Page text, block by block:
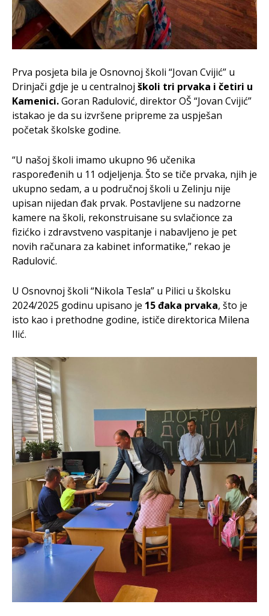
Prva posjeta bila je Osnovnoj školi “Jovan Cvijić” u
Drinjači gdje je u centralnoj školi tri prvaka i četiri u
Kamenici.Goran Radulović, direktor OŠ “Jovan Cvijić”
istakao je da su izvršene pripreme za uspješan
početak školske godine.
“U našoj školi imamo ukupno 96 učenika
raspoređenih u 11 odjeljenja. Što se tiče prvaka, njih je
ukupno sedam, a u područnoj školi u Zelinju nije
upisan nijedan đak prvak. Postavljene su nadzorne
kamere na školi, rekonstruisane su svlačionce za
fizićko i zdravstveno vaspitanje i nabavljeno je pet
novih računara za kabinet informatike,” rekao je
Radulović.
U Osnovnoj školi “Nikola Tesla” u Pilici u školsku
2024/2025 godinu upisano je 15 đaka prvaka, što je
isto kao i prethodne godine, ističe direktorica Milena
Ilić.